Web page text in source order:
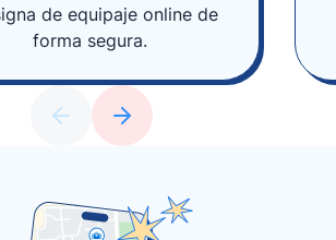
de equipaje online de
forma segura.